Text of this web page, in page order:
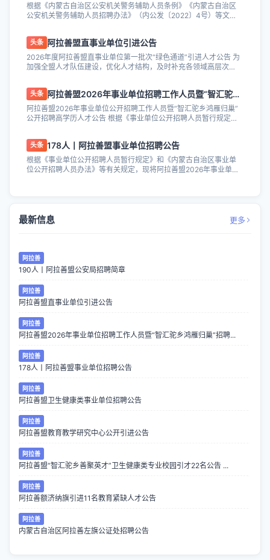
根据《内蒙古自治区公安机关警务辅助人员条例》《内蒙古自治区
公安机关警务辅助人员招聘办法》（内公发〔2022〕4号）等文件
头条 阿拉善盟直事业单位引进公告
2026年度阿拉善盟直事业单位第一批次“绿色通道”引进人才公告 为
加强全盟人才队伍建设，优化人才结构，及时补充各领域高层次和
头条 阿拉善盟2026年事业单位招聘工作人员暨“智汇驼乡鸿雁归巢”招聘高学历人才178人公告
阿拉善盟2026年事业单位公开招聘工作人员暨“智汇驼乡鸿雁归巢”
公开招聘高学历人才公告 根据《事业单位公开招聘人员暂行规定》
头条 178人丨阿拉善盟事业单位招聘公告
根据《事业单位公开招聘人员暂行规定》和《内蒙古自治区事业单
位公开招聘人员办法》等有关规定，现将阿拉善盟2026年事业单位
最新信息 更多
阿拉善
190人丨阿拉善盟公安局招聘简章
阿拉善
阿拉善盟直事业单位引进公告
阿拉善
阿拉善盟2026年事业单位招聘工作人员暨“智汇驼乡鸿雁归巢”招聘...
阿拉善
178人丨阿拉善盟事业单位招聘公告
阿拉善
阿拉善盟卫生健康类事业单位招聘公告
阿拉善
阿拉善盟教育教学研究中心公开引进公告
阿拉善
阿拉善盟“智汇驼乡善聚英才”卫生健康类专业校园引才22名公告 ...
阿拉善
阿拉善额济纳旗引进11名教育紧缺人才公告
阿拉善
内蒙古自治区阿拉善左旗公证处招聘公告